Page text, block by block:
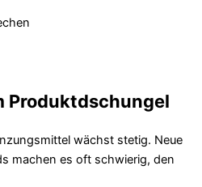
Produktdschungel
wächst stetig. Neue
machen es oft schwierig, den